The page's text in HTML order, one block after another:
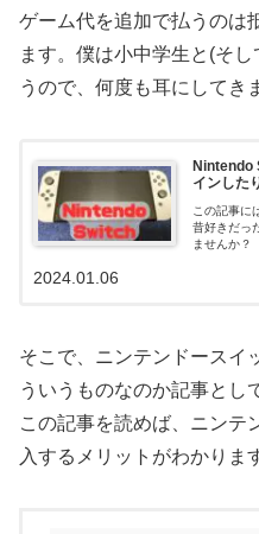
ゲーム代を追加で払うのは
ます。僕は小中学生と(そ
うので、何度も耳にしてき
Nintendo
インした
この記事に
昔好きだっ
ませんか？
2024.01.06
そこで、ニンテンドースイ
ういうものなのか記事とし
この記事を読めば、ニンテ
入するメリットがわかりま